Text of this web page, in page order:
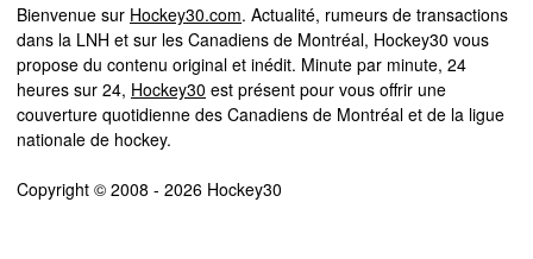
Bienvenue sur Hockey30.com. Actualité, rumeurs de transactions
dans la LNH et sur les Canadiens de Montréal, Hockey30 vous
propose du contenu original et inédit. Minute par minute, 24
heures sur 24, Hockey30 est présent pour vous offrir une
couverture quotidienne des Canadiens de Montréal et de la ligue
nationale de hockey.
Copyright © 2008 - 2026 Hockey30